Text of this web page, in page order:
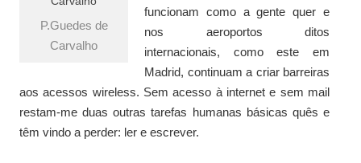
P.Guedes de
Carvalho
funcionam como a gente quer e
nos aeroportos ditos
internacionais, como este em
Madrid, continuam a criar barreiras
aos acessos wireless. Sem acesso à internet e sem mail
restam-me duas outras tarefas humanas básicas quês e
têm vindo a perder: ler e escrever.